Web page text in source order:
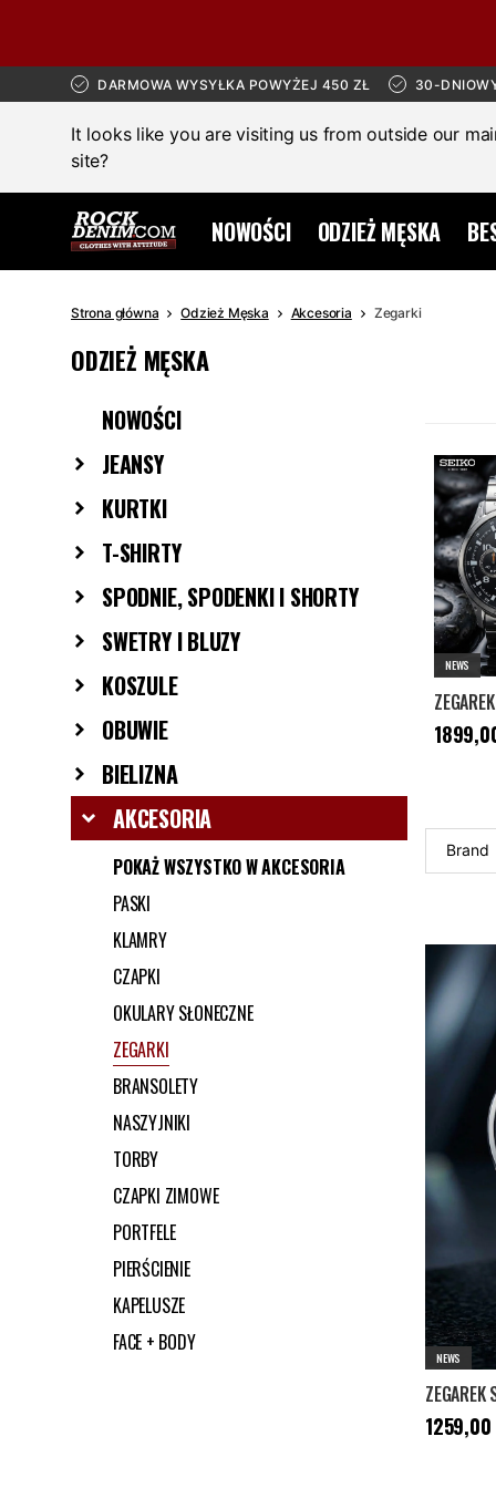
DARMOWA WYSYŁKA POWYŻEJ 450 ZŁ 30-
It looks like you are visiting us from outside our
site?
NOWOŚCI ODZIEŻ MĘSKA
Strona główna Odzież Męska Akcesoria Zegarki
ODZIEŻ MĘSKA
NOWOŚCI
JEANSY
KURTKI
T-SHIRTY
SPODNIE, SPODENKI I SHORTY
SWETRY I BLUZY
KOSZULE
OBUWIE
BIELIZNA
AKCESORIA
POKAŻ WSZYSTKO W AKCESORIA
PASKI
KLAMRY
CZAPKI
OKULARY SŁONECZNE
ZEGARKI
BRANSOLETY
NASZYJNIKI
TORBY
CZAPKI ZIMOWE
PORTFELE
PIERŚCIENIE
KAPELUSZE
FACE + BODY
NEWS
Cena:
Brand
NEWS
Cena:
1259,00